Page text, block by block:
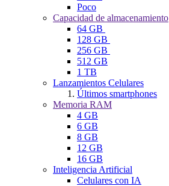
Poco
Capacidad de almacenamiento
64 GB
128 GB
256 GB
512 GB
1 TB
Lanzamientos Celulares
Últimos smartphones
Memoria RAM
4 GB
6 GB
8 GB
12 GB
16 GB
Inteligencia Artificial
Celulares con IA